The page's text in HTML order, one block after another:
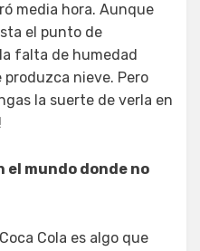
media hora. Aunque
el punto de
falta de humedad
produzca nieve. Pero
la suerte de verla en
el mundo donde no
Cola es algo que